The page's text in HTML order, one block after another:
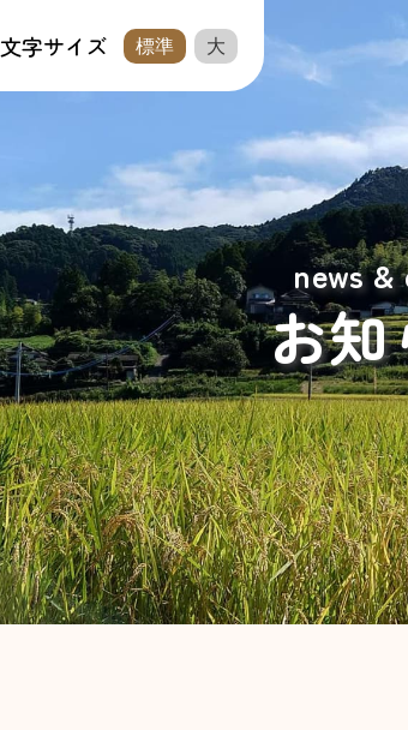
文字サイズ 標準 大
news
お知